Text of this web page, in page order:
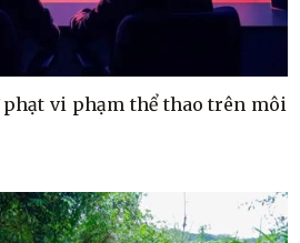
vi phạm thể thao trên môi